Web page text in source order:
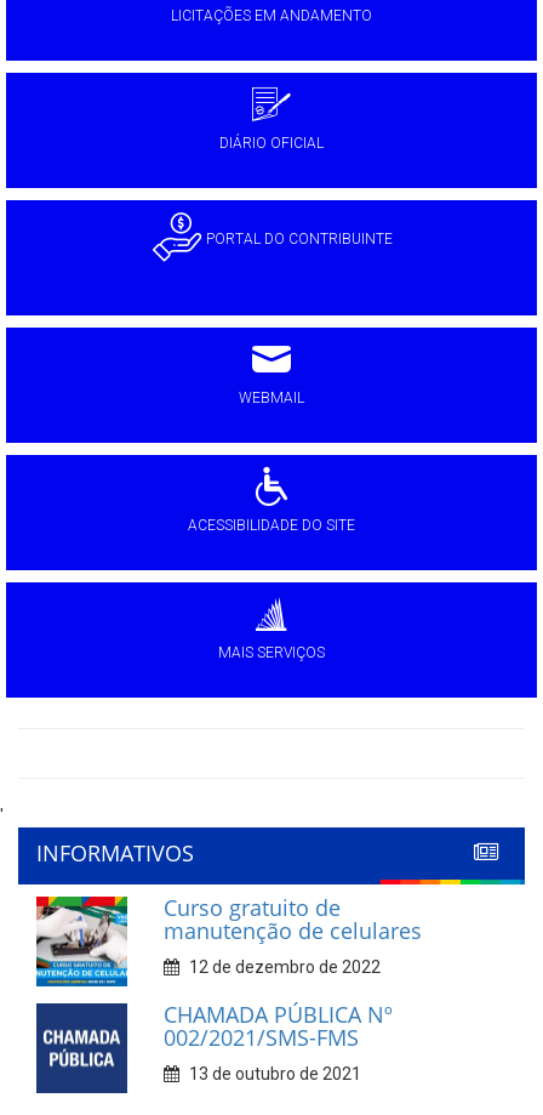
LICITAÇÕES EM ANDAMENTO
DIÁRIO OFICIAL
PORTAL DO CONTRIBUINTE
WEBMAIL
ACESSIBILIDADE DO SITE
MAIS SERVIÇOS
'
INFORMATIVOS
Curso gratuito de
manutenção de celulares
12 de dezembro de 2022
CHAMADA PÚBLICA Nº
002/2021/SMS-FMS
13 de outubro de 2021